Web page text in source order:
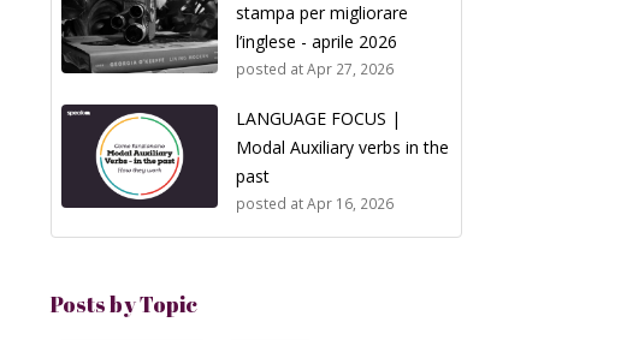
stampa per migliorare
l’inglese - aprile 2026
posted atApr 27, 2026
LANGUAGE FOCUS |
Modal Auxiliary verbs in the
past
posted atApr 16, 2026
Posts by Topic